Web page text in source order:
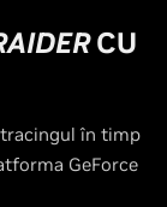
CU
tracingul în timp
GeForce